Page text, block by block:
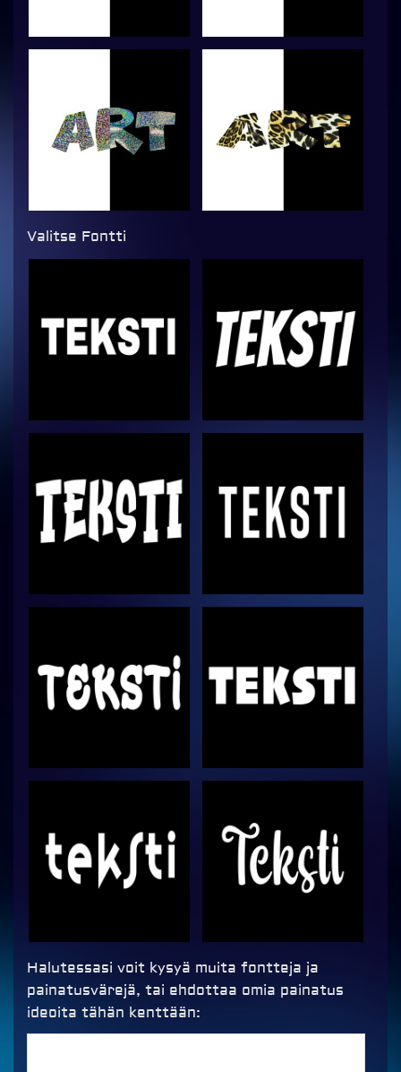
Valitse Fontti
Halutessasi voit kysyä muita fontteja ja
painatusvärejä, tai ehdottaa omia painatus
ideoita tähän kenttään: